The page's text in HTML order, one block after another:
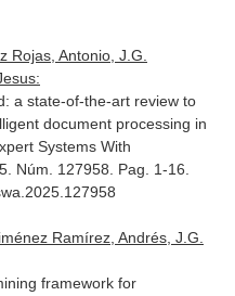
Rojas, Antonio, J.G.
a state-of-the-art review to
document processing in
Systems With
Núm. 127958. Pag. 1-16.
Ramírez, Andrés, J.G.
framework for